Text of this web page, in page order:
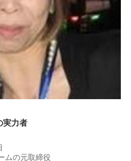
実力者
ムの元取締役